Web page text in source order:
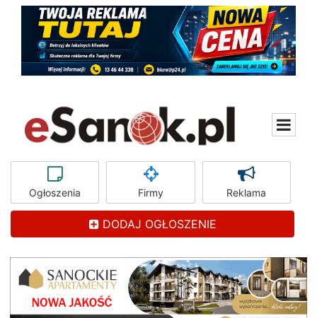
Ogłoszenia Firmy Reklama
DODAJ OGŁOSZENIE